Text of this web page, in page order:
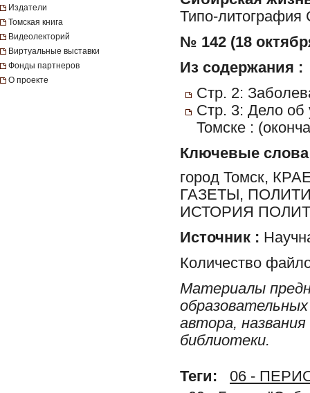
Издатели
Томская книга
Видеолекторий
Виртуальные выставки
Фонды партнеров
О проекте
Типо-литография
№ 142 (18
Из содержания :
Стр. 2:
Стр. 3: Дело об
Томске :
Ключевые слова
город Томск,
ГАЗЕТЫ,
ИСТОРИЯ
Источник :
Количество
Материалы
автора,
библиотеки.
Теги:
06 -